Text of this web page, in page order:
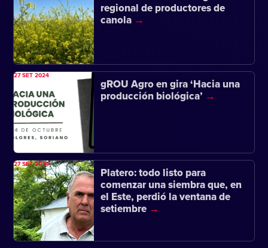
regional de productores de
canola
gROU Agro en gira ‘Hacia una
producción biológica’
27 SET 2024
Platero: todo listo para
comenzar una siembra que, en
el Este, perdió la ventana de
setiembre
27 SET 2024